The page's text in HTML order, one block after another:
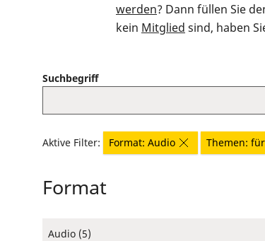
werden? Dann füllen Sie
kein Mitglied sind, haben
Suchbegriff
Aktive Filter: Format: Audio Themen:
Format
Audio (5)